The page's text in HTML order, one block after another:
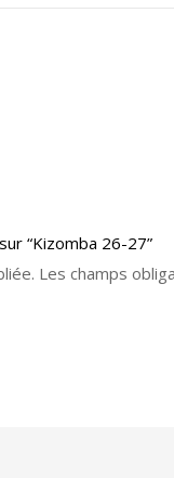
“Kizomba 26-27”
Les champs